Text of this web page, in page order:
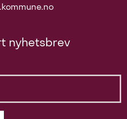
nyhetsbrev